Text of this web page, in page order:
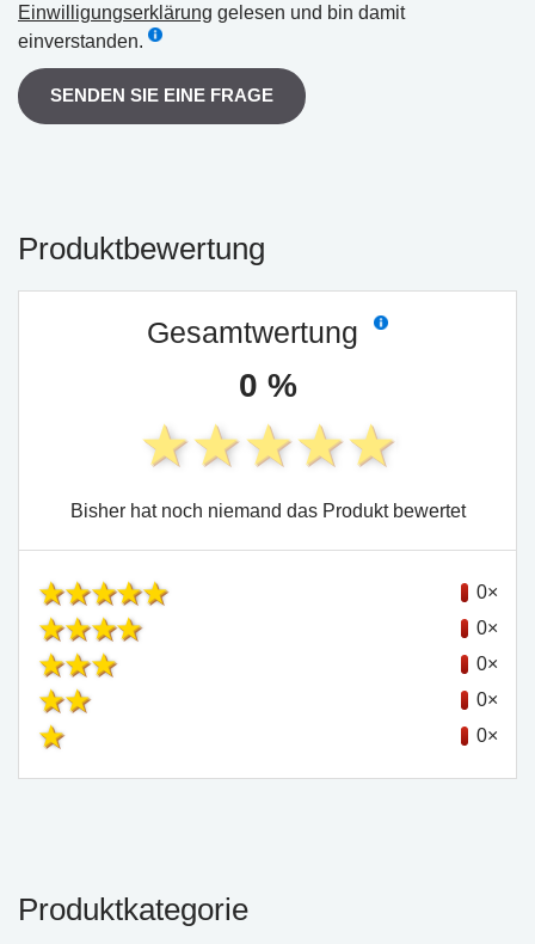
Einwilligungserklärung gelesen und bin damit
einverstanden.
SENDEN SIE EINE FRAGE
Produktbewertung
Gesamtwertung
0 %
Bisher hat noch niemand das Produkt bewertet
0×
0×
0×
0×
0×
Produktkategorie